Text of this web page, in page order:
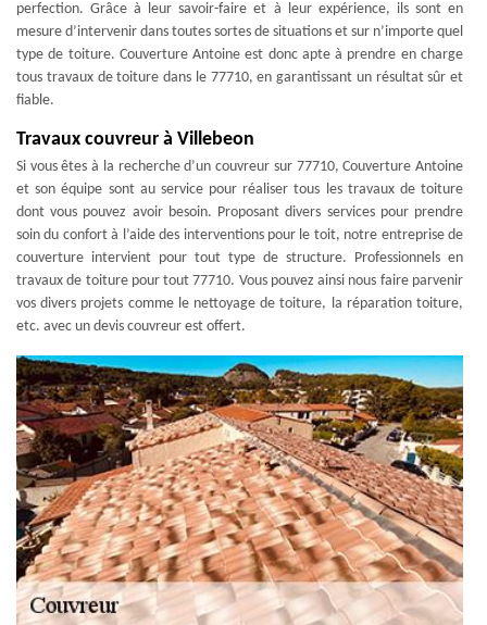
perfection. Grâce à leur savoir-faire et à leur expérience, ils sont en
mesure d’intervenir dans toutes sortes de situations et sur n’importe quel
type de toiture. Couverture Antoine est donc apte à prendre en charge
tous travaux de toiture dans le 77710, en garantissant un résultat sûr et
fiable.
Travaux couvreur à Villebeon
Si vous êtes à la recherche d’un couvreur sur 77710, Couverture Antoine
et son équipe sont au service pour réaliser tous les travaux de toiture
dont vous pouvez avoir besoin. Proposant divers services pour prendre
soin du confort à l’aide des interventions pour le toit, notre entreprise de
couverture intervient pour tout type de structure. Professionnels en
travaux de toiture pour tout 77710. Vous pouvez ainsi nous faire parvenir
vos divers projets comme le nettoyage de toiture, la réparation toiture,
etc. avec un devis couvreur est offert.